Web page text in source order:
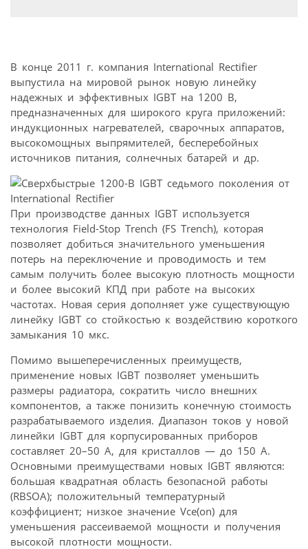
В конце 2011 г. компания International Rectifier
выпустила на мировой рынок новую линейку
надежных и эффективных IGBT на 1200 В,
предназначенных для широкого круга приложений:
индукционных нагревателей, сварочных аппаратов,
высокомощных выпрямителей, бесперебойных
источников питания, солнечных батарей и др.
При производстве данных IGBT используется
технология Field-Stop Trench (FS Trench), которая
позволяет добиться значительного уменьшения
потерь на переключение и проводимость и тем
самым получить более высокую плотность мощности
и более высокий КПД при работе на высоких
частотах. Новая серия дополняет уже существующую
линейку IGBT cо стойкостью к воздействию короткого
замыкания 10 мкс.
Помимо вышеперечисленных преимуществ,
применение новых IGBT позволяет уменьшить
размеры радиатора, сократить число внешних
компонентов, а также понизить конечную стоимость
разрабатываемого изделия. Диапазон токов у новой
линейки IGBT для корпусированных приборов
составляет 20–50 А, для кристаллов — до 150 А.
Основными преимуществами новых IGBT являются:
большая квадратная область безопасной работы
(RBSOA); положительный температурный
коэффициент; низкое значение Vce(on) для
уменьшения рассеиваемой мощности и получения
высокой плотности мощности.